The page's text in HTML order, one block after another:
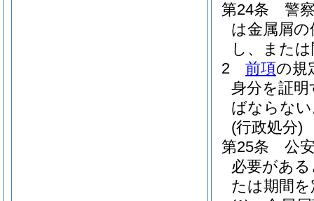
第24条
警
は金属屑
し、また
2
前項の規
身分を証
ばならな
(行政処分)
第25条
公
必要があ
たは期間